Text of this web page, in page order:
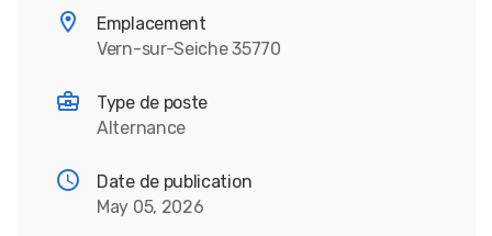
Emplacement
Vern-sur-Seiche 35770
Type de poste
Alternance
Date de publication
May 05, 2026